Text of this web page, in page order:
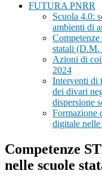
FUTURA PNRR
Scuola 4.0:
ambienti di
statali (D.M.
Azioni di
2024
Interventi di
dei divari
dispersione
Formazione
digitale
Competenze
nelle scuole